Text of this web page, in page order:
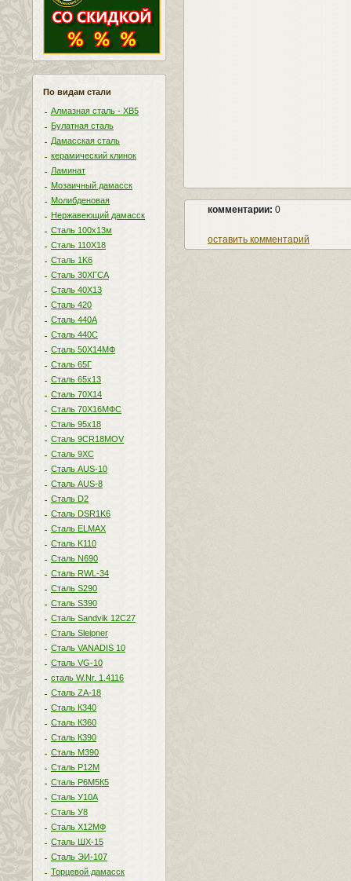
По видам стали
Алмазная сталь - ХВ5
Булатная сталь
Дамасская сталь
керамический клинок
Ламинат
Мозаичный дамасск
Молибденовая
Нержавеющий дамасск
Сталь 100х13м
Сталь 110Х18
Сталь 1K6
Сталь 30ХГСА
Сталь 40Х13
Сталь 420
Сталь 440A
Сталь 440С
Сталь 50Х14МФ
Сталь 65Г
Сталь 65х13
Сталь 70Х14
Сталь 70Х16МФС
Сталь 95х18
Сталь 9CR18MOV
Сталь 9ХС
Сталь AUS-10
Сталь AUS-8
Сталь D2
Сталь DSR1K6
Сталь ELMAX
Сталь K110
Сталь N690
Сталь RWL-34
Сталь S290
Сталь S390
Сталь Sandvik 12C27
Сталь Sleipner
Сталь VANADIS 10
Сталь VG-10
сталь W.Nr. 1.4116
Сталь ZA-18
Сталь К340
Сталь К360
Сталь К390
Сталь М390
Сталь Р12М
Сталь Р6М5К5
Сталь У10А
Сталь У8
Сталь Х12МФ
Сталь ШХ-15
Сталь ЭИ-107
Торцевой дамасск
комментарии: 0
оставить комментарий